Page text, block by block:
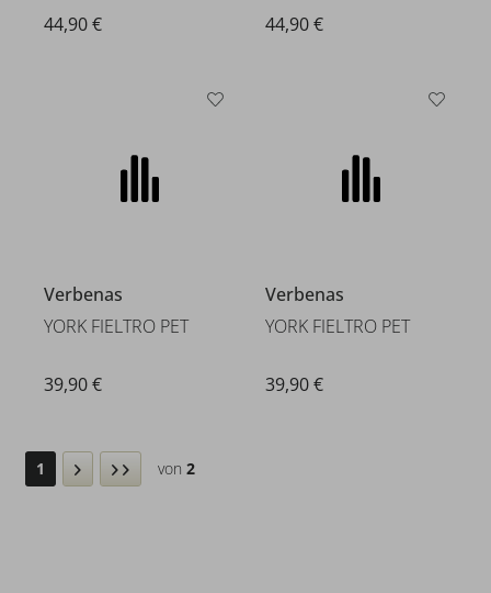
44,90 € 44,90 €
Verbenas
YORK FIELTRO PET
39,90 €
Verbenas
YORK FIELTRO PET
39,90 €
1 von2